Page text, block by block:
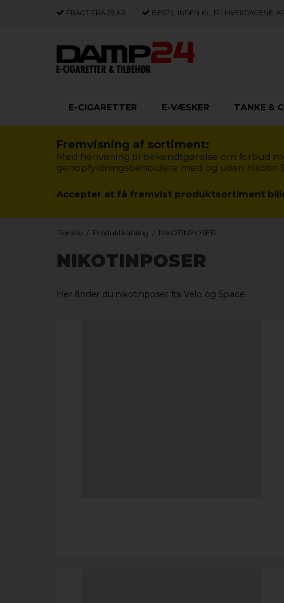
FRAGT FRA 29 KR. BESTIL INDEN KL. 17 I HVERDAGENE,
E-CIGARETTER E-VÆSKER TANKE &
Fremvisning af sortiment:
Med henvisning til bekendtgørelse om forbud
genopfyldningsbeholdere med og uden nikotin
Accepter at få fremvist produktsortiment
Forside / Produktkatalog / NIKOTINPOSER
NIKOTINPOSER
Her finder du nikotinposer fra Velo og Space.